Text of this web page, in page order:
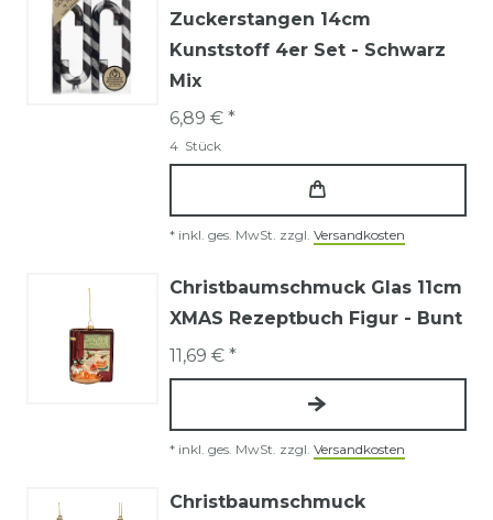
Zuckerstangen 14cm
Kunststoff 4er Set - Schwarz
Mix
6,89 € *
4 Stück
* inkl. ges. MwSt. zzgl. Versandkosten
Christbaumschmuck Glas 11cm
XMAS Rezeptbuch Figur - Bunt
11,69 € *
* inkl. ges. MwSt. zzgl. Versandkosten
Christbaumschmuck